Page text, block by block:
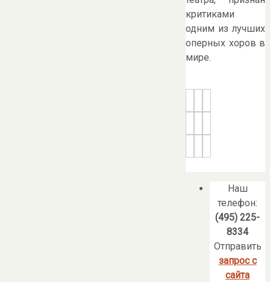
критиками
одним из лучших
оперных хоров в
мире.
Наш
телефон:
(495) 225-
8334
Отправить
запрос с
сайта